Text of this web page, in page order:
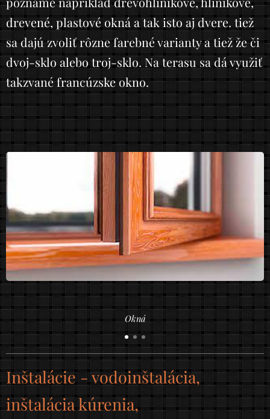
drevené, plastové okná a tak isto aj dvere. tiež
sa dajú zvoliť rôzne farebné varianty a tiež že či
dvoj-sklo alebo troj-sklo. Na terasu sa dá využiť
takzvané francúzske okno.
Okná
Inštalácie - vodoinštalácia,
inštalácia kúrenia,